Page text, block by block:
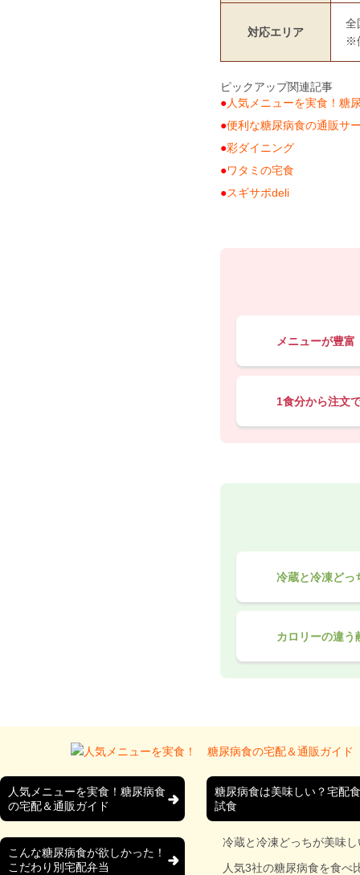
対応エリア
全
※
ピックアップ関連記事
人気メニューを実食！糖
便利な糖尿病食の通販サ
彩ダイニング
ワタミの宅食
スギサポdeli
メニューが豊富
1食分から注文
冷蔵と冷凍どっ
カロリーの違う
人気メニューを実食！糖尿病食
の宅配＆通販ガイド
こんな糖尿病食が欲しかった！
こだわり別宅配弁当
糖尿病食は美味しい？宅配
試食
冷蔵と冷凍どっちが美味
人気3社の糖尿病食を食べ